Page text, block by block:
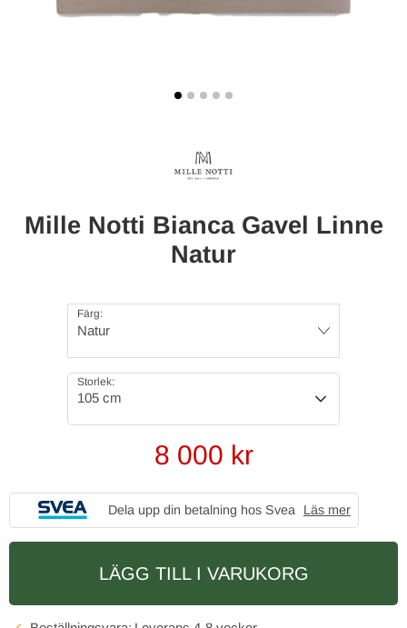
Mille Notti Bianca Gavel Linne
Natur
Färg:
Natur
Storlek:
105 cm
8 000 kr
Dela upp din betalning hos Svea Läs mer
LÄGG TILL I VARUKORG